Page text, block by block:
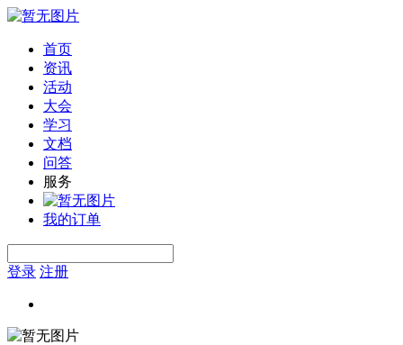
首页
资讯
活动
大会
学习
文档
问答
服务
我的订单
登录 注册